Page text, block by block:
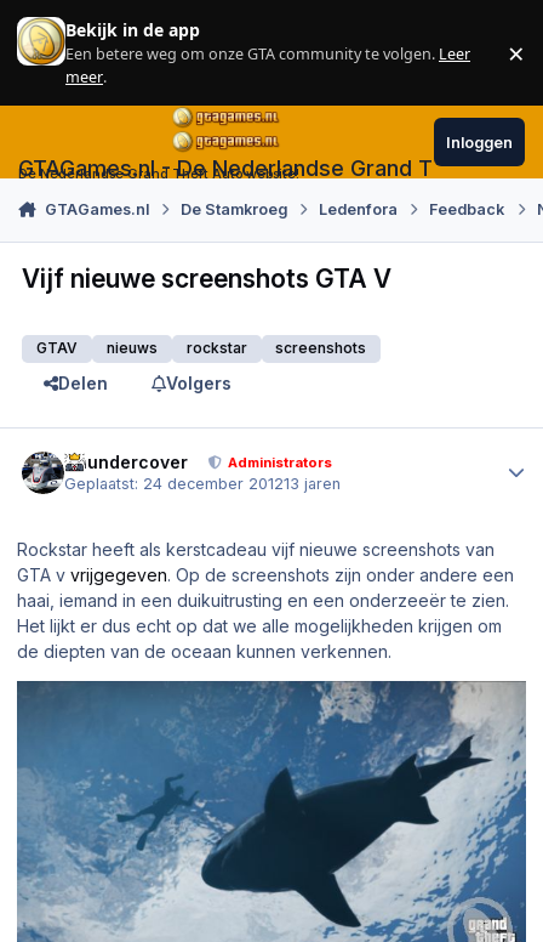
Skip to content
Bekijk in de app
Een betere weg om onze GTA community te volgen. Leer
meer.
×
GTAGames.nl - De Nederlandse Grand Theft Auto
De Nederlandse Grand Theft Auto website!
Inloggen
GTAGames.nl De Stamkroeg Ledenfora Feedback
Vijf nieuwe screenshots GTA V
GTAV nieuws rockstar screenshots
Delen Volgers
Thundercover Administrators
Geplaatst: 24 december 201213 jaren
Rockstar heeft als kerstcadeau vijf nieuwe screenshots van
GTA v vrijgegeven. Op de screenshots zijn onder andere een
haai, iemand in een duikuitrusting en een onderzeeër te zien.
Het lijkt er dus echt op dat we alle mogelijkheden krijgen om
de diepten van de oceaan kunnen verkennen.